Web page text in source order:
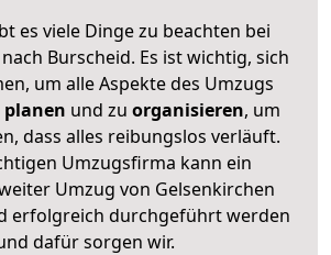
es viele Dinge zu beachten bei
Burscheid. Es ist wichtig, sich
um alle Aspekte des Umzugs
planen und zu organisieren, um
dass alles reibungslos verläuft.
Umzugsfirma kann ein
Umzug von Gelsenkirchen
erfolgreich durchgeführt werden
dafür sorgen wir.